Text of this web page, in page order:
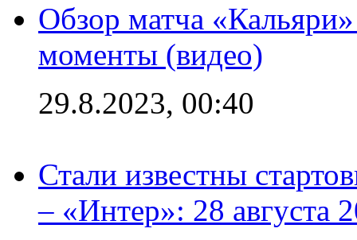
Обзор матча
моменты (видео)
29.8.2023, 00:40
Стали известны
– «Интер»: 28 августа